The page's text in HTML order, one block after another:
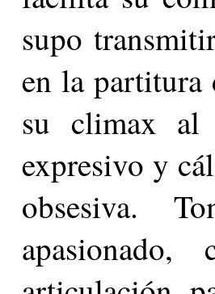
supo
en la
su climax al
expresivo y
obsesiva.
apasionado,